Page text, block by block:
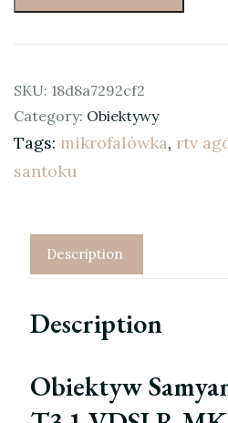
SKU: 18d8a7292cf2
Category: Obiektywy
Tags: mikrofalówka, rtv
santoku
Description
Description
Obiektyw